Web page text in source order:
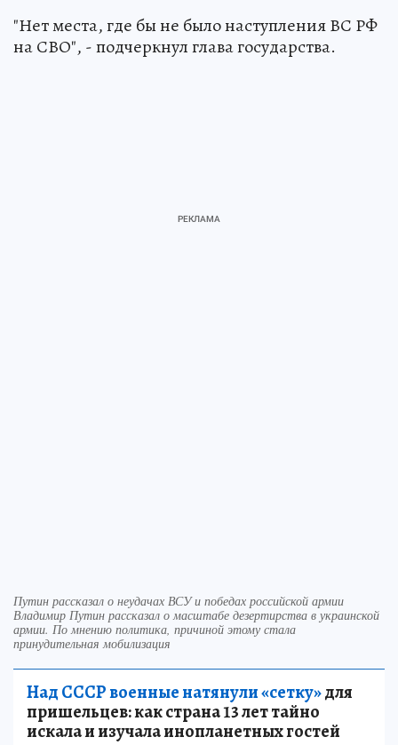
"Нет места, где бы не было наступления ВС РФ
на СВО", - подчеркнул глава государства.
Путин рассказал о неудачах ВСУ и победах российской армии
Владимир Путин рассказал о масштабе дезертирства в украинской
армии. По мнению политика, причиной этому стала
принудительная мобилизация
Над СССР военные натянули «сетку»для
пришельцев: как страна 13 лет тайно
искала и изучала инопланетных гостей